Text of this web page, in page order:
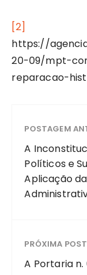
[2]
https://
20-09/mpt-
reparacao-
POSTAGEM
A
Políticos e
Aplicação
PRÓXIMA
A Portaria